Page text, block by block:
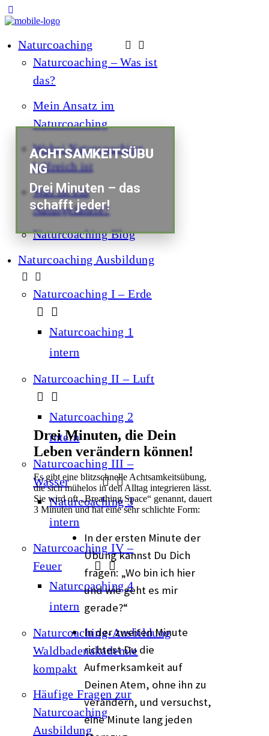
Naturcoaching
Naturcoaching – Was ist
das?
Mein Ansatz im
Naturcoaching
Wobei Naturcoaching
hilfreich ist
Was ist ein
Naturgefährte?
Naturcoaching Blog
Naturcoaching Ausbildung
Naturcoaching I – Erde
Naturcoaching 1
intern
Naturcoaching II – Luft
Naturcoaching 2
intern
Naturcoaching III –
Wasser
Naturcoaching 3
intern
Naturcoaching IV –
Feuer
Naturcoaching 4
intern
Naturcoaching-Ausbildung
Waldbadenakademie
kompakt
Häufige Fragen zur
Naturcoaching
Ausbildung
ACHTSAMKEITSÜBU
NG
Drei Minuten – das
schafft jeder!
Drei Minuten, die Dein
Leben verändern können!
Es gibt eine blitzschnelle Achtsamkeitsübung,
die sich mühelos in den Alltag integrieren lässt.
Sie wird oft „Breathing Space“ genannt, dauert
3 Minuten und hat eine sehr schlichte Form:
In der ersten Minute der
Übung kannst Du Dich
fragen: „Wo bin ich hier
und wie geht es mir
gerade?“
In der zweiten Minute
richtest Du die
Aufmerksamkeit auf
Deinen Atem, ohne ihn zu
verändern, und versuchst,
eine Minute lang jeden